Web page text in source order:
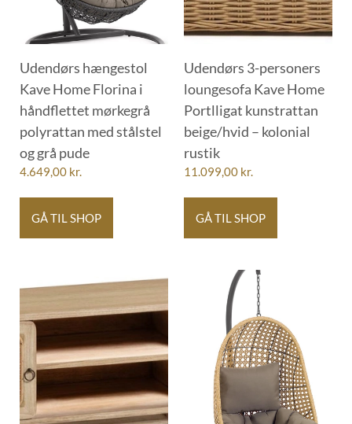
Udendørs hængestol
Kave Home Florina i
håndflettet mørkegrå
polyrattan med stålstel
og grå pude
4.649,00 kr.
GÅ TIL SHOP
Udendørs 3-personers
loungesofa Kave Home
Portlligat kunstrattan
beige/hvid – kolonial
rustik
11.099,00 kr.
GÅ TIL SHOP